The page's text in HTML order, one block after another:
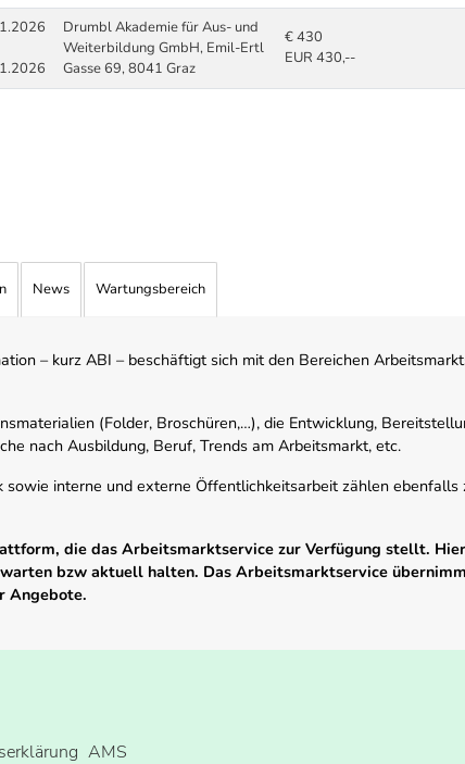
Drumbl Akademie für Aus- und
Weiterbildung GmbH, Emil-Ertl
Gasse 69, 8041 Graz
€ 430
EUR 430,--
News Wartungsbereich
– kurz ABI – beschäftigt sich mit den Bereichen
(Folder, Broschüren,…), die Entwicklung,
nach Ausbildung, Beruf, Trends am Arbeitsmarkt, etc.
interne und externe Öffentlichkeitsarbeit zählen ebenfalls
die das Arbeitsmarktservice zur Verfügung stellt.
bzw aktuell halten. Das Arbeitsmarktservice
Angebote.
AMS